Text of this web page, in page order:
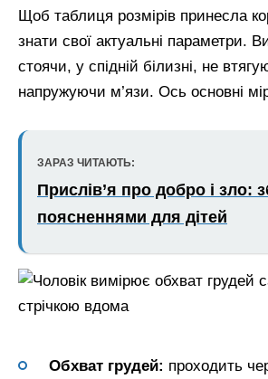
Щоб таблиця розмірів принесла
знати свої актуальні параметри.
стоячи, у спідній білизні, не
напружуючи м’язи. Ось основні
ЗАРАЗ ЧИТАЮТЬ:
Прислів’я про добро і зло:
поясненнями для дітей
Обхват грудей: проходить